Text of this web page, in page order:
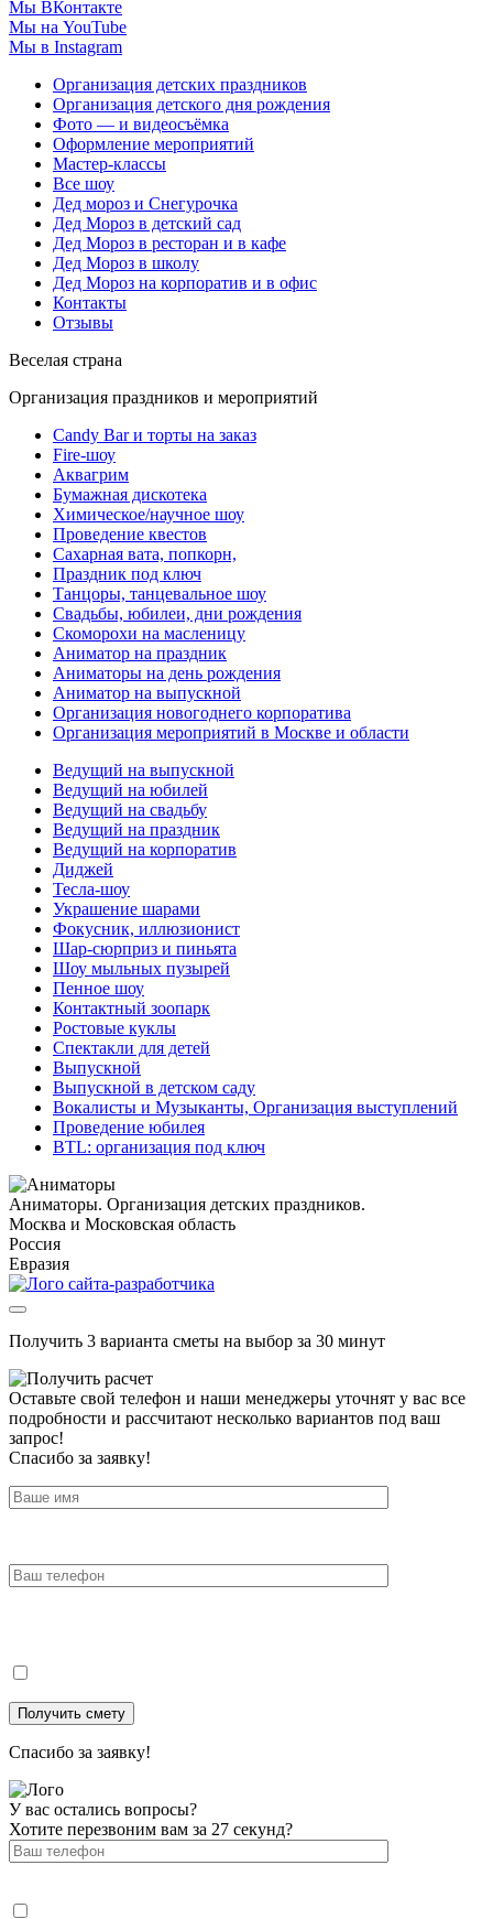
Мы ВКонтакте
Мы на YouTube
Мы в Instagram
Организация детских праздников
Организация детского дня рождения
Фото — и видеосъёмка
Оформление мероприятий
Мастер-классы
Все шоу
Дед мороз и Снегурочка
Дед Мороз в детский сад
Дед Мороз в ресторан и в кафе
Дед Мороз в школу
Дед Мороз на корпоратив и в офис
Контакты
Отзывы
Веселая страна
Организация праздников и мероприятий
Candy Bar и торты на заказ
Fire-шоу
Аквагрим
Бумажная дискотека
Химическое/научное шоу
Проведение квестов
Сахарная вата, попкорн,
Праздник под ключ
Танцоры, танцевальное шоу
Свадьбы, юбилеи, дни рождения
Скоморохи на масленицу
Аниматор на праздник
Аниматоры на день рождения
Аниматор на выпускной
Организация новогоднего корпоратива
Организация мероприятий в Москве и области
Ведущий на выпускной
Ведущий на юбилей
Ведущий на свадьбу
Ведущий на праздник
Ведущий на корпоратив
Диджей
Тесла-шоу
Украшение шарами
Фокусник, иллюзионист
Шар-сюрприз и пиньята
Шоу мыльных пузырей
Пенное шоу
Контактный зоопарк
Ростовые куклы
Спектакли для детей
Выпускной
Выпускной в детском саду
Вокалисты и Музыканты, Организация выступлений
Проведение юбилея
BTL: организация под ключ
Аниматоры. Организация детских праздников.
Москва и Московская область
Россия
Евразия
Получить 3 варианта сметы на выбор за 30 минут
Оставьте свой телефон и наши менеджеры уточнят у вас все
подробности и рассчитают несколько вариантов под ваш
запрос!
Спасибо за заявку!
Спасибо за заявку!
У вас остались вопросы?
Хотите перезвоним вам за 27 секунд?